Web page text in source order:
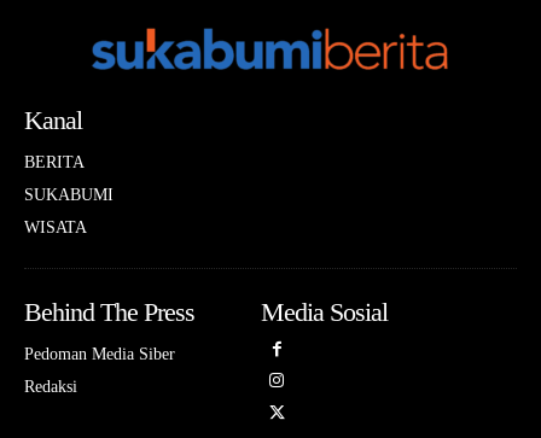
Kanal
BERITA
SUKABUMI
WISATA
Behind The Press
Pedoman Media Siber
Redaksi
Media Sosial